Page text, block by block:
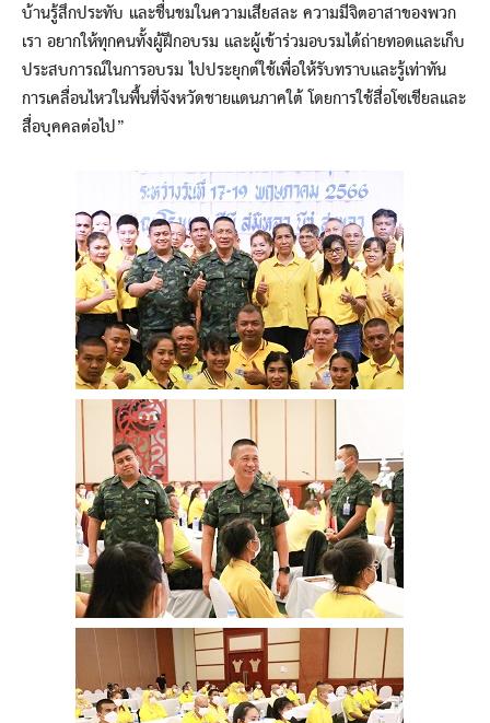
บ้านรู้สึกประทับ และชื่นชมในความเสียสละ ความมีจิตอาสาของพวก
เรา อยากให้ทุกคนทั้งผู้ฝึกอบรม และผู้เข้าร่วมอบรมได้ถ่ายทอดและเก็บ
ประสบการณ์ในการอบรม ไปประยุกต์ใช้เพื่อให้รับทราบและรู้เท่าทัน
การเคลื่อนไหวในพื้นที่จังหวัดชายแดนภาคใต้ โดยการใช้สื่อโซเชียลและ
สื่อบุคคลต่อไป”